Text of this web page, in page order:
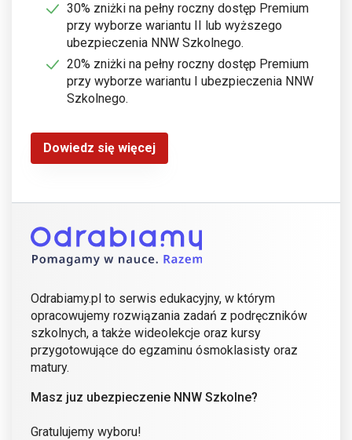
30% zniżki na pełny roczny dostęp Premium
przy wyborze wariantu II lub wyższego
ubezpieczenia NNW Szkolnego.
20% zniżki na pełny roczny dostęp Premium
przy wyborze wariantu I ubezpieczenia NNW
Szkolnego.
Dowiedz się więcej
Odrabiamy.pl to serwis edukacyjny, w którym
opracowujemy rozwiązania zadań z podręczników
szkolnych, a także wideolekcje oraz kursy
przygotowujące do egzaminu ósmoklasisty oraz
matury.
Masz juz ubezpieczenie NNW Szkolne?
Gratulujemy wyboru!